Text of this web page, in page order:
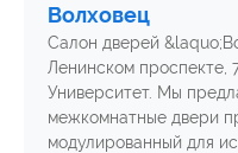
Волховец
Салон дверей
Ленинском проспекте,
Университет. Мы
межкомнатные двери
модулированный для